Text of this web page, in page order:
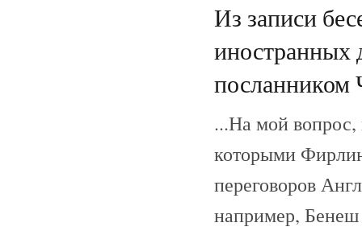
Из записи
посланником
...На мой вопрос,
которыми
переговоров
например, Бенеш